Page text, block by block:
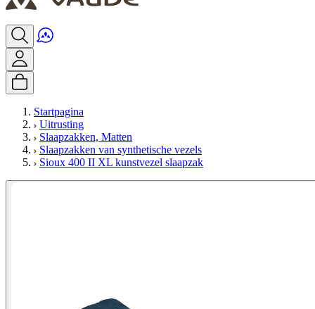
Startpagina
Uitrusting
Slaapzakken, Matten
Slaapzakken van synthetische vezels
Sioux 400 II XL kunstvezel slaapzak